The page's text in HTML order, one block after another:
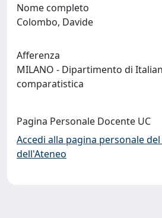
Nome completo
Colombo, Davide
Afferenza
MILANO - Dipartimento di
comparatistica
Pagina Personale Docente UC
Accedi alla pagina personale
dell'Ateneo